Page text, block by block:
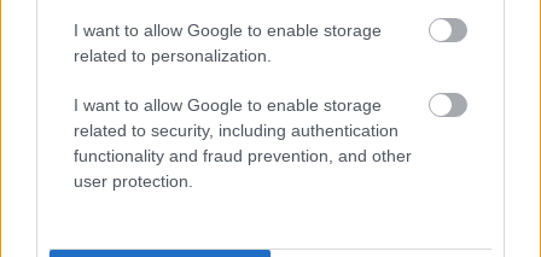
I want to allow Google to enable storage
related to personalization.
I want to allow Google to enable storage
related to security, including authentication
functionality and fraud prevention, and other
user protection.